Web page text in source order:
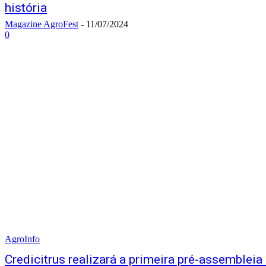
história
Magazine AgroFest - 11/07/2024
0
AgroInfo
Credicitrus realizará a primeira pré-